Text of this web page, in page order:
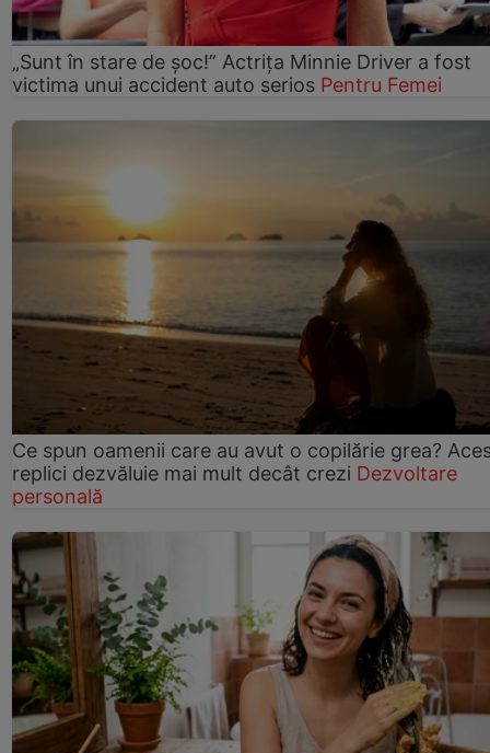
„Sunt în stare de șoc!” Actrița Minnie Driver a fost
victima unui accident auto serios Pentru Femei
Ce spun oamenii care au avut o copilărie grea?
replici dezvăluie mai mult decât crezi Dezvoltare
personală